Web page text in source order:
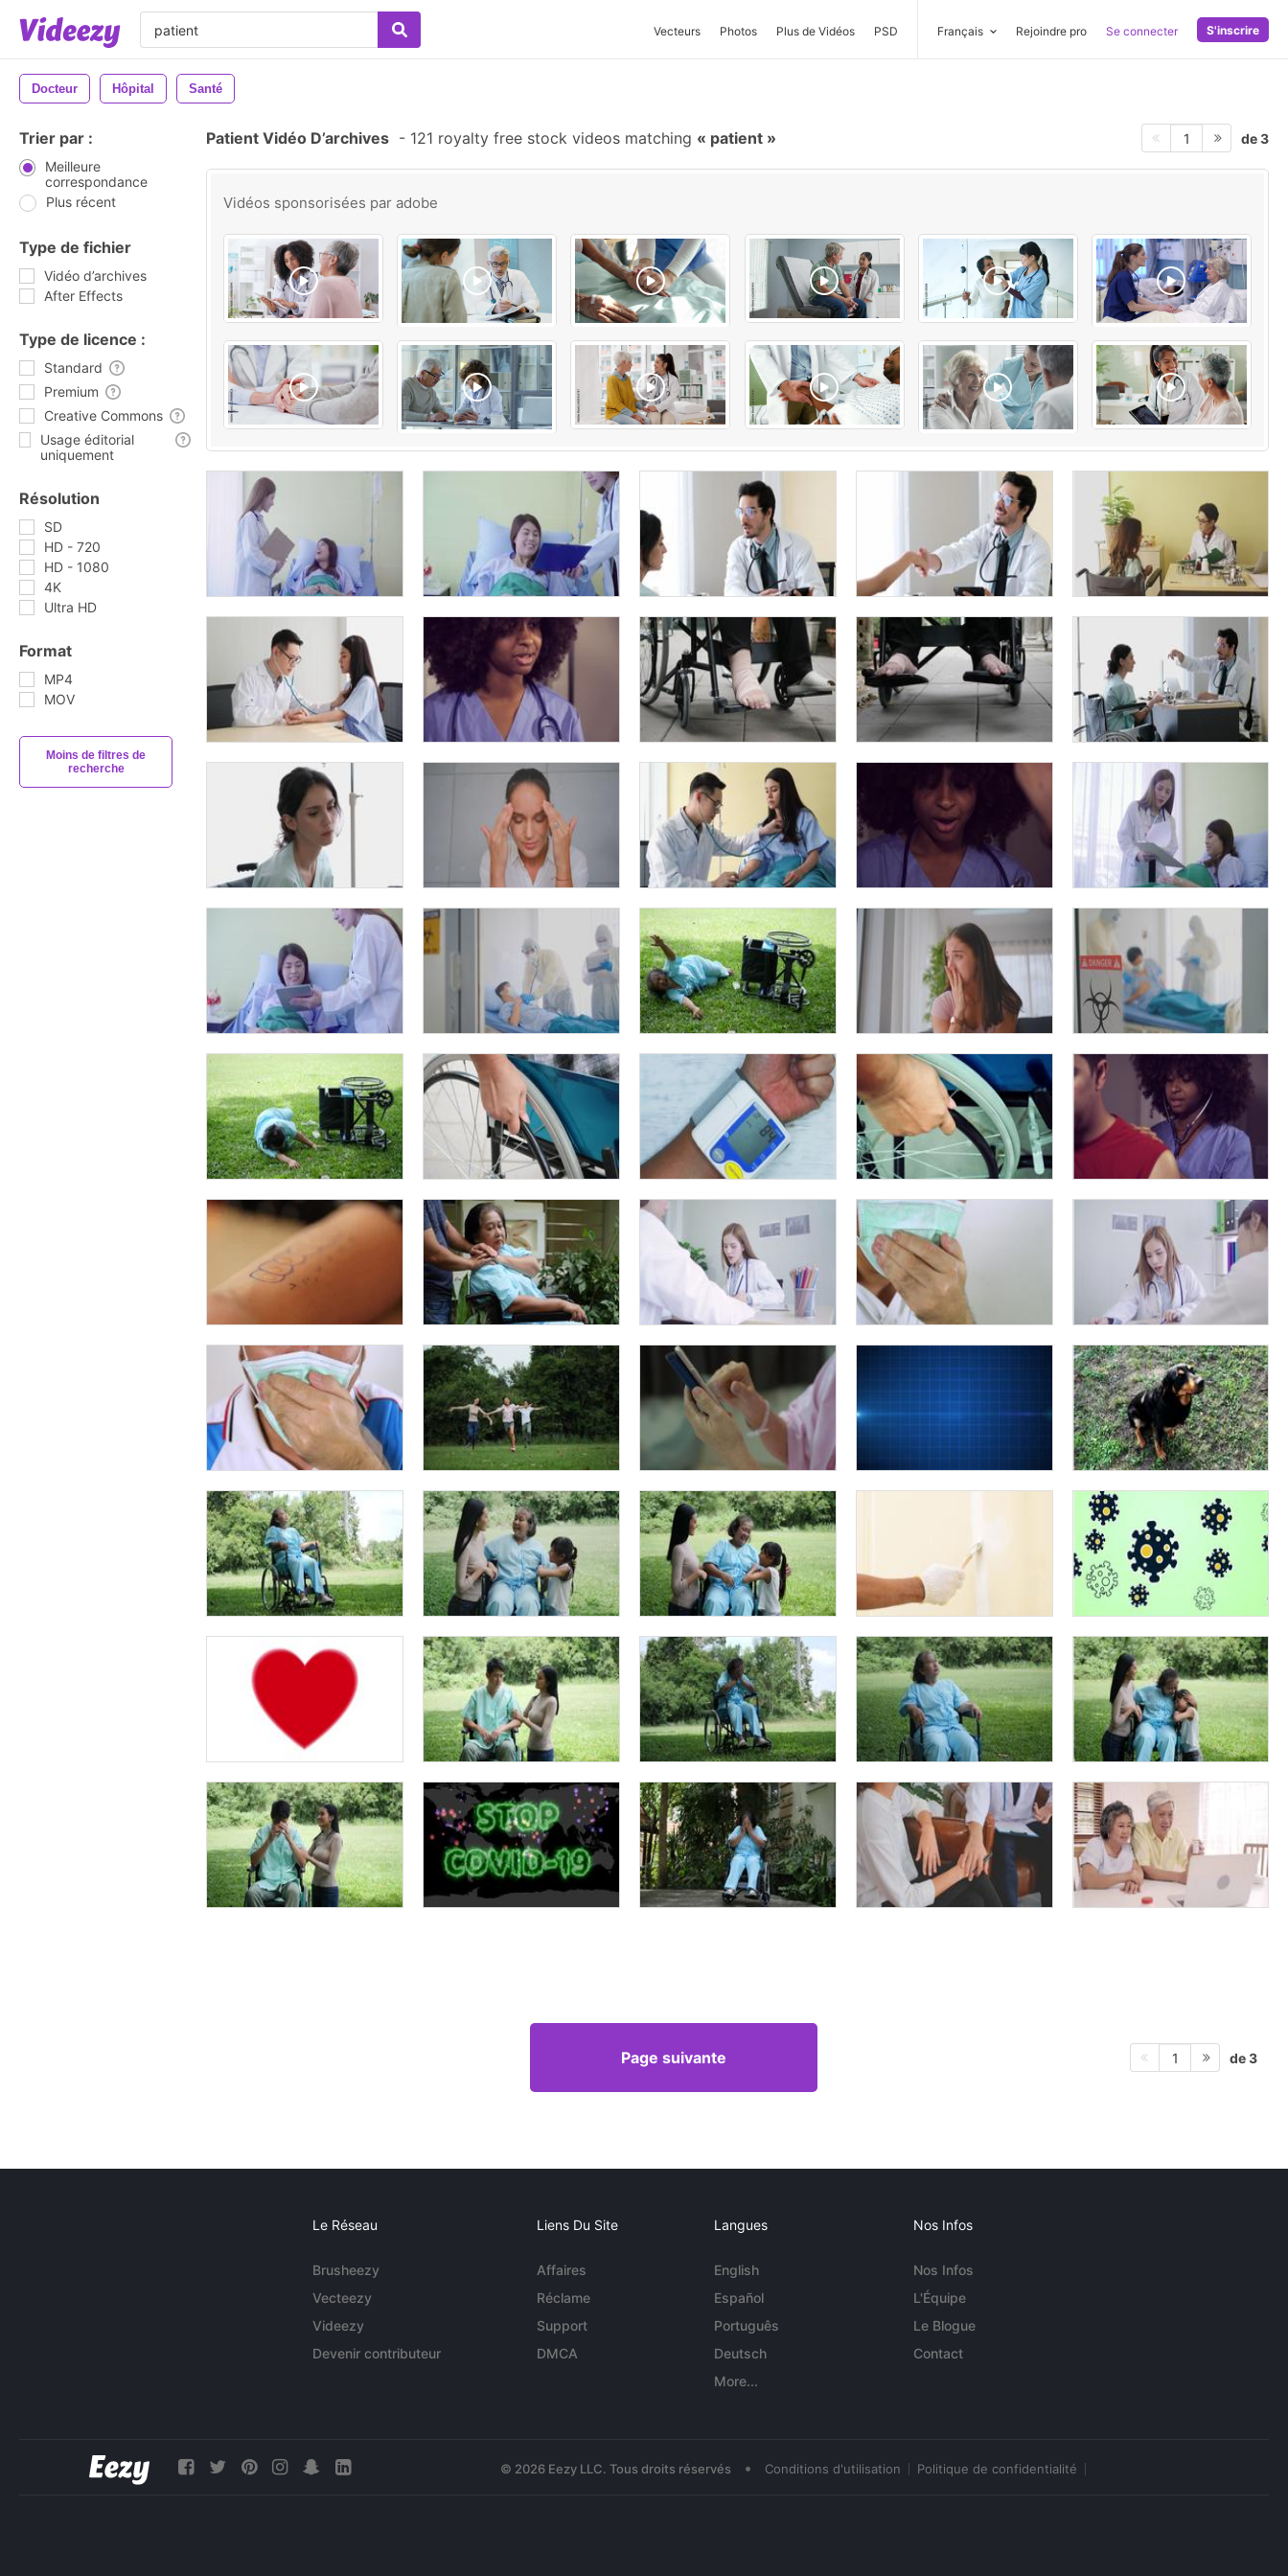
Vecteurs Photos Plus de Vidéos PSD Français Rejoindre pro Se connecter S'inscrire
Docteur Hôpital Santé
Trier par :
Meilleure
correspondance
Plus récent
Type de fichier
Vidéo d’archives
After Effects
Type de licence :
Standard
Premium
Creative Commons
Usage éditorial
uniquement
Résolution
SD
HD - 720
HD - 1080
4K
Ultra HD
Format
MP4
MOV
Moins de filtres de
recherche
Patient Vidéo D’archives - 121 royalty free stock videos matching patient 1 de 3
Vidéos sponsorisées par adobe
Page suivante 1 de 3
Le Réseau
Brusheezy
Vecteezy
Videezy
Devenir contributeur
Liens Du Site
Affaires
Réclame
Support
DMCA
Langues
English
Español
Português
Deutsch
More...
Nos Infos
Nos Infos
L'Équipe
Le Blogue
Contact
© 2026 Eezy LLC. Tous droits réservés • Conditions d'utilisation Politique de confidentialité